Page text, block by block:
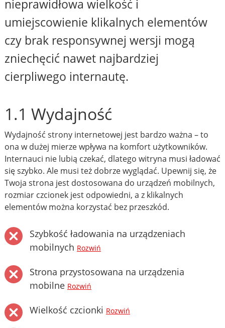
nieprawidłowa wielkość i
umiejscowienie klikalnych elementów
czy brak responsywnej wersji mogą
zniechęcić nawet najbardziej
cierpliwego internautę.
1.1 Wydajność
Wydajność strony internetowej jest bardzo ważna – to
ona w dużej mierze wpływa na komfort użytkowników.
Internauci nie lubią czekać, dlatego witryna musi ładować
się szybko. Ale musi też dobrze wyglądać. Upewnij się, że
Twoja strona jest dostosowana do urządzeń mobilnych,
rozmiar czcionek jest odpowiedni, a z klikalnych
elementów można korzystać bez przeszkód.
Szybkość ładowania na urządzeniach
mobilnych Rozwiń
Strona przystosowana na urządzenia
mobilne Rozwiń
Wielkość czcionki Rozwiń